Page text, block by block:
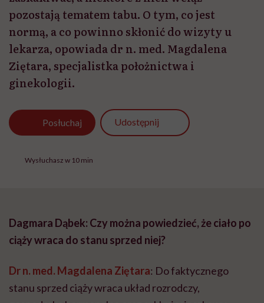
pozostają tematem tabu. O tym, co jest
normą, a co powinno skłonić do wizyty u
lekarza, opowiada dr n. med. Magdalena
Ziętara, specjalistka położnictwa i
ginekologii.
Posłuchaj Udostępnij
Wysłuchasz w 10 min
Dagmara Dąbek: Czy można powiedzieć, że ciało po
ciąży wraca do stanu sprzed niej?
Dr n. med. Magdalena Ziętara: Do faktycznego
stanu sprzed ciąży wraca układ rozrodczy,